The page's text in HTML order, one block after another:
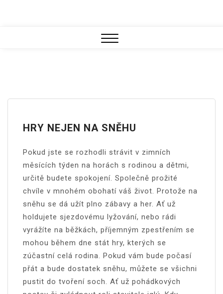
HRY NEJEN NA SNĚHU
Pokud jste se rozhodli strávit v zimních
měsících týden na horách s rodinou a dětmi,
určitě budete spokojení. Společně prožité
chvíle v mnohém obohatí váš život. Protože na
sněhu se dá užít plno zábavy a her. Ať už
holdujete sjezdovému lyžování, nebo rádi
vyrážíte na běžkách, příjemným zpestřením se
mohou během dne stát hry, kterých se
zúčastní celá rodina. Pokud vám bude počasí
přát a bude dostatek sněhu, můžete se všichni
pustit do tvoření soch. Ať už pohádkových